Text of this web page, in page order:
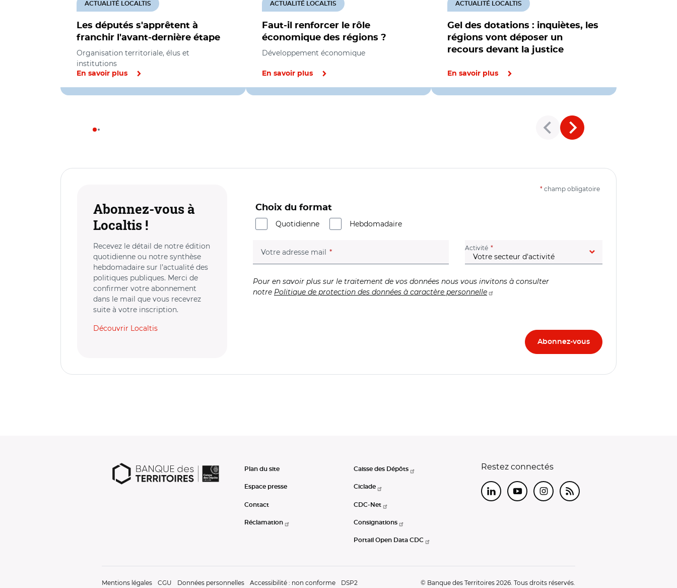
Les députés s'apprêtent à
franchir l'avant-dernière étape
ACTUALITÉ LOCALTIS
Organisation territoriale, élus et
institutions
En savoir plus
Faut-il renforcer le rôle
économique des régions ?
ACTUALITÉ LOCALTIS
Développement économique
En savoir plus
Gel des dotations : inquiètes, les
régions vont déposer un
recours devant la justice
ACTUALITÉ LOCALTIS
En savoir plus
Abonnez-vous à
Localtis !
Recevez le détail de notre édition
quotidienne ou notre synthèse
hebdomadaire sur l’actualité des
politiques publiques. Merci de
confirmer votre abonnement
dans le mail que vous recevrez
suite à votre inscription.
Découvrir Localtis
* champ obligatoire
Choix du format
Quotidienne
Hebdomadaire
Votre adresse mail (champ obligatoire) Activité (champ obligatoire)
Pour en savoir plus sur le traitement de vos données nous vous invitons à consulter
notre Politique de protection des données à caractère personnelle
Plan du site
Espace presse
Contact
Réclamation
Caisse des Dépôts
Ciclade
CDC-Net
Consignations
Portail Open Data CDC
Restez connectés
LinkedInYoutubeInstagram
RSS
Mentions légales CGU Données personnelles Accessibilité : non conforme DSP2 © Banque des Territoires 2026. Tous droits réservés.